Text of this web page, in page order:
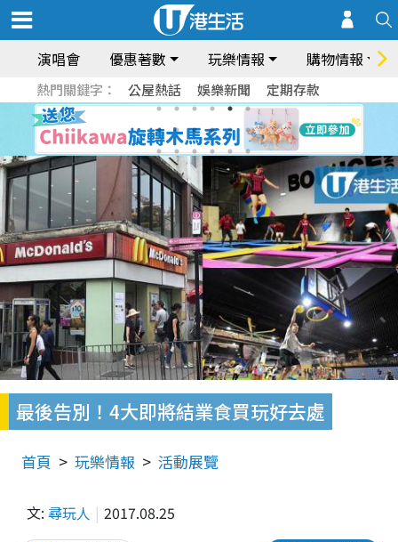
演唱會 優惠著數 玩樂情報 購物情報
熱門關鍵字： 公屋熱話 娛樂新聞 定期存款
最後告別！4大即將結業食買玩好去處
首頁 玩樂情報 活動展覽
文: 尋玩人 2017.08.25